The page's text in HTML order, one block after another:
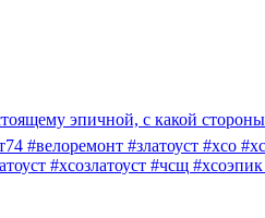
эпичной, с какой
#велоремонт #златоуст #xco
#xcoзлатоуст #чсщ